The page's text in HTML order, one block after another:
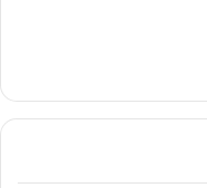
بدست
پروژه به چه شکل